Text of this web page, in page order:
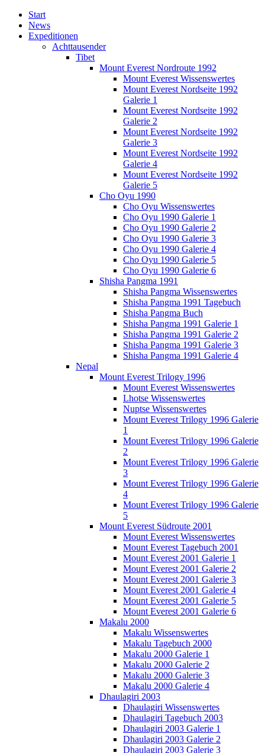
Start
News
Expeditionen
Achttausender
Tibet
Mount Everest Nordroute 1992
Mount Everest Wissenswertes
Mount Everest Nordseite 1992
Galerie 1
Mount Everest Nordseite 1992
Galerie 2
Mount Everest Nordseite 1992
Galerie 3
Mount Everest Nordseite 1992
Galerie 4
Mount Everest Nordseite 1992
Galerie 5
Cho Oyu 1990
Cho Oyu Wissenswertes
Cho Oyu 1990 Galerie 1
Cho Oyu 1990 Galerie 2
Cho Oyu 1990 Galerie 3
Cho Oyu 1990 Galerie 4
Cho Oyu 1990 Galerie 5
Cho Oyu 1990 Galerie 6
Shisha Pangma 1991
Shisha Pangma Wissenswertes
Shisha Pangma 1991 Tagebuch
Shisha Pangma Buch
Shisha Pangma 1991 Galerie 1
Shisha Pangma 1991 Galerie 2
Shisha Pangma 1991 Galerie 3
Shisha Pangma 1991 Galerie 4
Nepal
Mount Everest Trilogy 1996
Mount Everest Wissenswertes
Lhotse Wissenswertes
Nuptse Wissenswertes
Mount Everest Trilogy 1996 Galerie
1
Mount Everest Trilogy 1996 Galerie
2
Mount Everest Trilogy 1996 Galerie
3
Mount Everest Trilogy 1996 Galerie
4
Mount Everest Trilogy 1996 Galerie
5
Mount Everest Südroute 2001
Mount Everest Wissenswertes
Mount Everest Tagebuch 2001
Mount Everest 2001 Galerie 1
Mount Everest 2001 Galerie 2
Mount Everest 2001 Galerie 3
Mount Everest 2001 Galerie 4
Mount Everest 2001 Galerie 5
Mount Everest 2001 Galerie 6
Makalu 2000
Makalu Wissenswertes
Makalu Tagebuch 2000
Makalu 2000 Galerie 1
Makalu 2000 Galerie 2
Makalu 2000 Galerie 3
Makalu 2000 Galerie 4
Dhaulagiri 2003
Dhaulagiri Wissenswertes
Dhaulagiri Tagebuch 2003
Dhaulagiri 2003 Galerie 1
Dhaulagiri 2003 Galerie 2
Dhaulagiri 2003 Galerie 3